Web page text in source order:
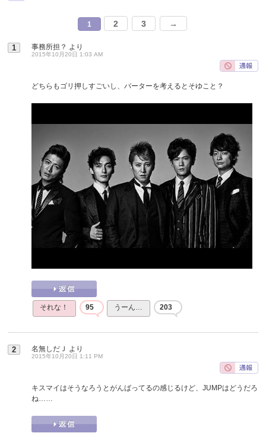
1 2 3 →
1 事務所担？ より
2015年10月20日 1:03 AM
どちらもゴリ押しすごいし、バーターを考えるとそゆこと？
それな！ 95 うーん… 203
2 名無しだＪ より
2015年10月20日 1:11 PM
キスマイはそうなろうとがんばってるの感じるけど、JUMPはどうだろ
ね……